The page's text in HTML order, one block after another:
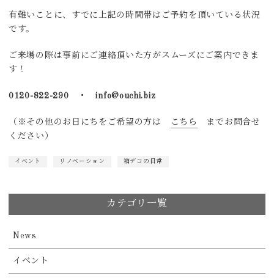
有難いことに、すでに上記の時間帯はご予約を頂いている状況
です。
ご来場の際は事前にご連絡頂いた方がスムーズにご案内できま
す！
0120-822-290 ・ info@ouchi.biz
（※その他のお日にちをご希望の方は こちら
までお問合せ
ください）
イベント リノベーション 箱デコの日常
カテゴリ一覧
News
イベント